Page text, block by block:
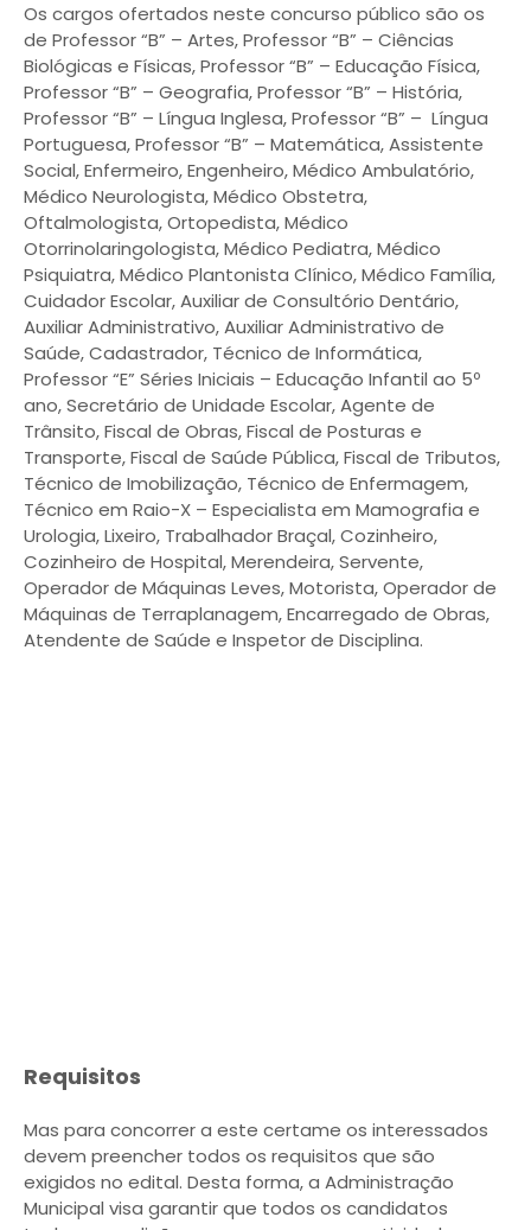
Os cargos ofertados neste concurso público são os
de Professor “B” – Artes, Professor “B” – Ciências
Biológicas e Físicas, Professor “B” – Educação Física,
Professor “B” – Geografia, Professor “B” – História,
Professor “B” – Língua Inglesa, Professor “B” – Língua
Portuguesa, Professor “B” – Matemática, Assistente
Social, Enfermeiro, Engenheiro, Médico Ambulatório,
Médico Neurologista, Médico Obstetra,
Oftalmologista, Ortopedista, Médico
Otorrinolaringologista, Médico Pediatra, Médico
Psiquiatra, Médico Plantonista Clínico, Médico Família,
Cuidador Escolar, Auxiliar de Consultório Dentário,
Auxiliar Administrativo, Auxiliar Administrativo de
Saúde, Cadastrador, Técnico de Informática,
Professor “E” Séries Iniciais – Educação Infantil ao 5º
ano, Secretário de Unidade Escolar, Agente de
Trânsito, Fiscal de Obras, Fiscal de Posturas e
Transporte, Fiscal de Saúde Pública, Fiscal de Tributos,
Técnico de Imobilização, Técnico de Enfermagem,
Técnico em Raio-X – Especialista em Mamografia e
Urologia, Lixeiro, Trabalhador Braçal, Cozinheiro,
Cozinheiro de Hospital, Merendeira, Servente,
Operador de Máquinas Leves, Motorista, Operador de
Máquinas de Terraplanagem, Encarregado de Obras,
Atendente de Saúde e Inspetor de Disciplina.
Requisitos
Mas para concorrer a este certame os interessados
devem preencher todos os requisitos que são
exigidos no edital. Desta forma, a Administração
Municipal visa garantir que todos os candidatos